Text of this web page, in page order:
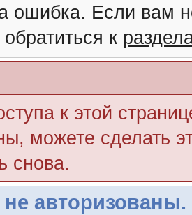
ошибка. Если вам
к
к этой
можете сделать
снова.
авторизованы.